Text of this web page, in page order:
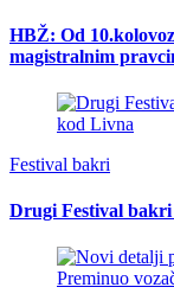
HBŽ: Od
magistralnim
Festival bakri
Drugi Festival